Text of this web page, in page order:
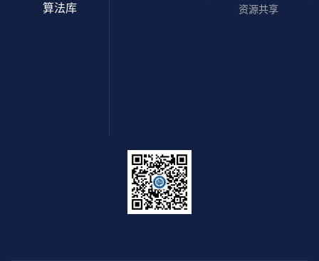
资源共享
算法库